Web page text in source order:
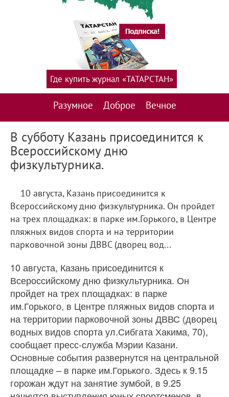
Разумное Доброе Вечное
Где купить журнал «ТАТАРСТАН»
В субботу Казань присоединится к
Всероссийскому дню
физкультурника.
10 августа, Казань присоединится к
Всероссийскому дню физкультурника. Он пройдет
на трех площадках: в парке им.Горького, в Центре
пляжных видов спорта и на территории
парковочной зоны ДВВС (дворец вод...
10 августа, Казань присоединится к
Всероссийскому дню физкультурника. Он
пройдет на трех площадках: в парке
им.Горького, в Центре пляжных видов спорта и
на территории парковочной зоны ДВВС (дворец
водных видов спорта ул.Сибгата Хакима, 70),
сообщает пресс-служба Мэрии Казани.
Основные события развернутся на центральной
площадке – в парке им.Горького. Здесь к 9.15
горожан ждут на занятие зумбой, в 9.25